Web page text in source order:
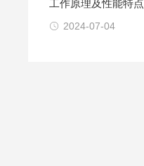
工作原理及性能特点
2024-07-04